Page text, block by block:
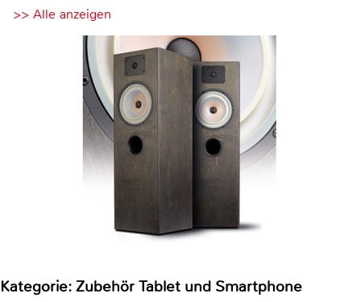
>> Alle anzeigen
Kategorie: Zubehör Tablet und Smartphone